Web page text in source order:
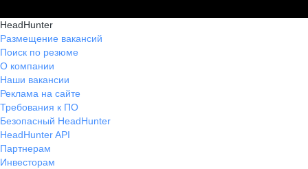
HeadHunter
Размещение вакансий
Поиск по резюме
О компании
Наши вакансии
Реклама на сайте
Требования к ПО
Безопасный HeadHunter
HeadHunter API
Партнерам
Инвесторам